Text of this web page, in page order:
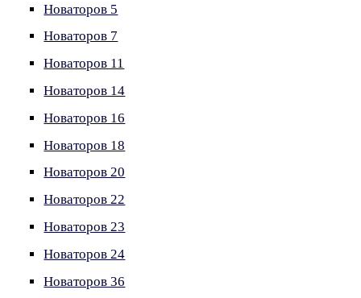
Новаторов 5
Новаторов 7
Новаторов 11
Новаторов 14
Новаторов 16
Новаторов 18
Новаторов 20
Новаторов 22
Новаторов 23
Новаторов 24
Новаторов 36